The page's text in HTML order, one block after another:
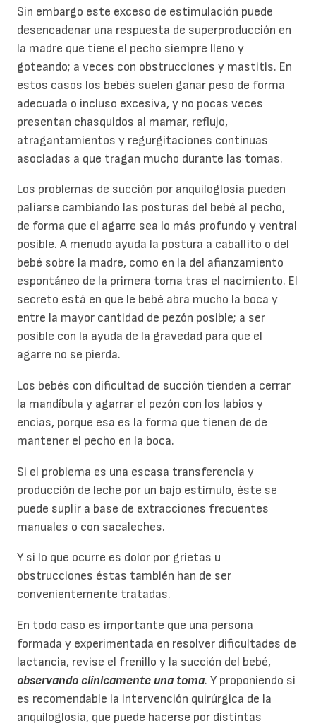
Sin embargo este exceso de estimulación puede
desencadenar una respuesta de superproducción en
la madre que tiene el pecho siempre lleno y
goteando; a veces con obstrucciones y mastitis. En
estos casos los bebés suelen ganar peso de forma
adecuada o incluso excesiva, y no pocas veces
presentan chasquidos al mamar, reflujo,
atragantamientos y regurgitaciones continuas
asociadas a que tragan mucho durante las tomas.
Los problemas de succión por anquiloglosia pueden
paliarse cambiando las posturas del bebé al pecho,
de forma que el agarre sea lo más profundo y ventral
posible. A menudo ayuda la postura a caballito o del
bebé sobre la madre, como en la del afianzamiento
espontáneo de la primera toma tras el nacimiento. El
secreto está en que le bebé abra mucho la boca y
entre la mayor cantidad de pezón posible; a ser
posible con la ayuda de la gravedad para que el
agarre no se pierda.
Los bebés con dificultad de succión tienden a cerrar
la mandíbula y agarrar el pezón con los labios y
encías, porque esa es la forma que tienen de de
mantener el pecho en la boca.
Si el problema es una escasa transferencia y
producción de leche por un bajo estímulo, éste se
puede suplir a base de extracciones frecuentes
manuales o con sacaleches.
Y si lo que ocurre es dolor por grietas u
obstrucciones éstas también han de ser
convenientemente tratadas.
En todo caso es importante que una persona
formada y experimentada en resolver dificultades de
lactancia, revise el frenillo y la succión del bebé,
observando clínicamente una toma. Y proponiendo si
es recomendable la intervención quirúrgica de la
anquiloglosia, que puede hacerse por distintas